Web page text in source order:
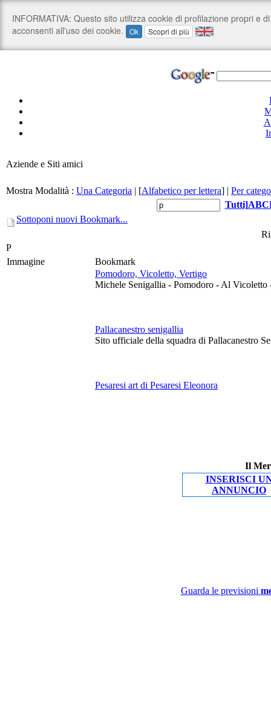
Aziende e Siti amici
Mostra Modalità : Una Categoria | [Alfabetico per lettera] | Per
Tutti]ABC
Sottoponi nuovi Bookmark...
P
Immagine
Bookmark
Pomodoro, Vicoletto, Vertigo
Michele Senigallia - Pomodoro - Al Vicoletto
Pallacanestro senigallia
Sito ufficiale della squadra di Pallacanestro
Pesaresi art di Pesaresi Eleonora
Il
INSERISCI
ANNUNCIO
Guarda le previsioni